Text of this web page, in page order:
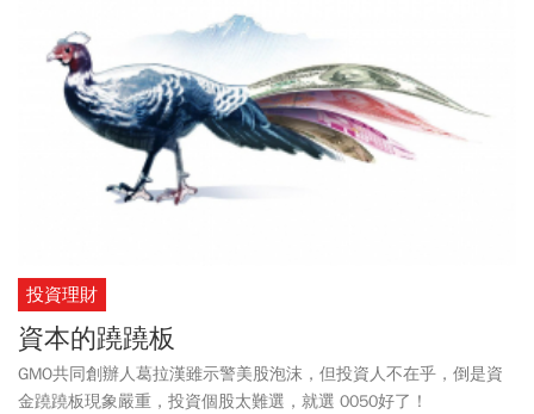
投資理財
資本的蹺蹺板
GMO共同創辦人葛拉漢雖示警美股泡沫，但投資人不在乎，倒是資
金蹺蹺板現象嚴重，投資個股太難選，就選 0050好了！